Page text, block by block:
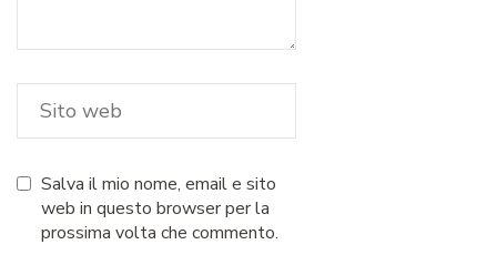
Salva il mio nome, email e sito
web in questo browser per la
prossima volta che commento.